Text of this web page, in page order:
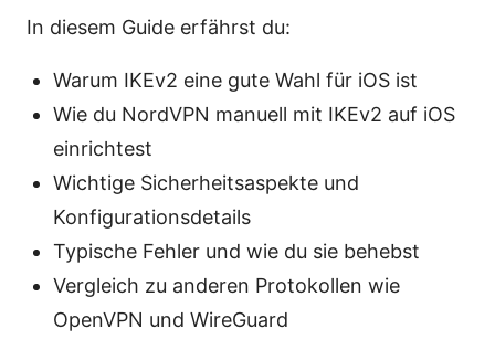
In diesem Guide erfährst du:
Warum IKEv2 eine gute Wahl für iOS ist
Wie du NordVPN manuell mit IKEv2 auf iOS
einrichtest
Wichtige Sicherheitsaspekte und
Konfigurationsdetails
Typische Fehler und wie du sie behebst
Vergleich zu anderen Protokollen wie
OpenVPN und WireGuard